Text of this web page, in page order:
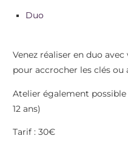
Duo
Venez réaliser en duo
pour accrocher les clés ou
Atelier également
12 ans)
Tarif : 30€